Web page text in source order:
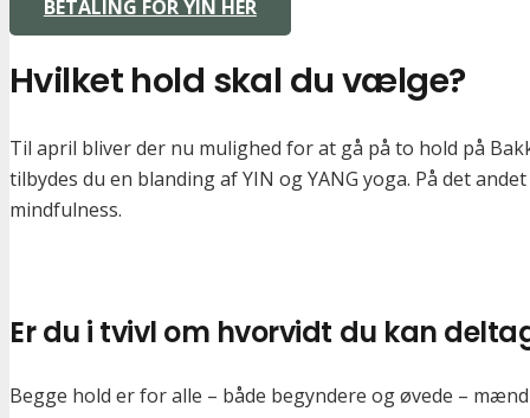
BETALING FOR YIN HER
Hvilket hold skal du vælge?
Til april bliver der nu mulighed for at gå på to hold på
tilbydes du en blanding af YIN og YANG yoga. På det
mindfulness.
Er du i tvivl om hvorvidt du kan
Begge hold er for alle – både begyndere og øvede –